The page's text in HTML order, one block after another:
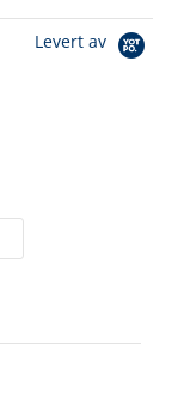
Levert av